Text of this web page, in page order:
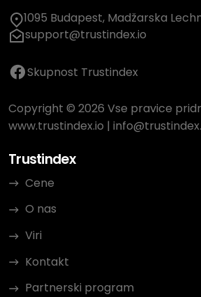
1095 Budapest, Madžarska
support@trustindex.io
Skupnost Trustindex
Copyright © 2026 Vse pravice
www.trustindex.io |
Trustindex
Cene
O nas
Viri
Kontakt
Partnerski program